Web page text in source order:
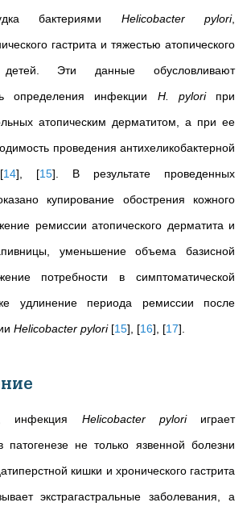
бактериями Helicobacter pylori,
гастрита и тяжестью атопического
Эти данные обусловливают
определения инфекции H. pyloriпри
атопическим дерматитом, а при ее
проведения антихеликобактерной
[14] [15] . В результате проведенных
купирование обострения кожного
ремиссии атопического дерматита и
уменьшение объема базисной
потребности в симптоматической
удлинение периода ремиссии после
Helicobacter pylori [15] [16] [17]
инфекция Helicobacter pyloriиграет
не только язвенной болезни
кишки и хронического гастрита
экстрагастральные заболевания, а